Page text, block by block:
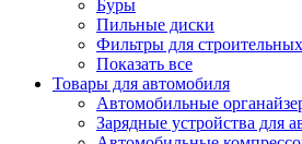
Буры
Пильные диски
Фильтры для
Показать все
Товары для автомобиля
Автомобильные
Зарядные устройства для